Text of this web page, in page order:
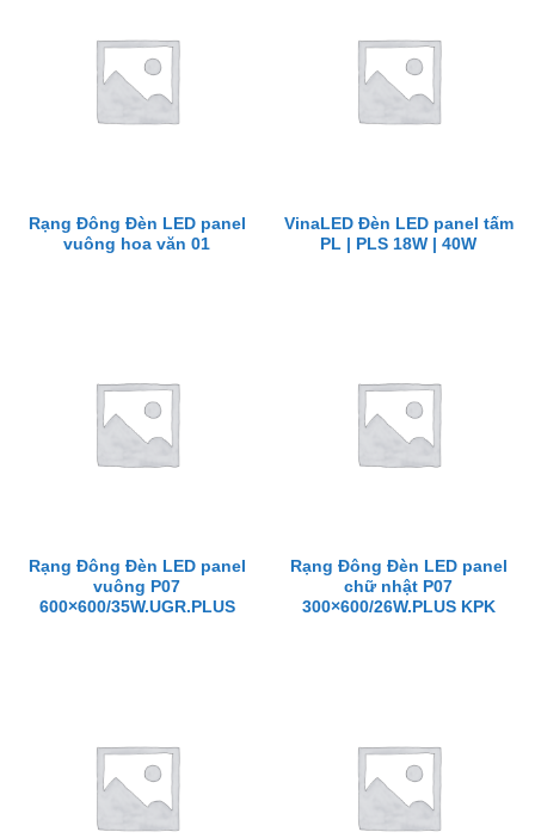
Rạng Đông Đèn LED panel
vuông hoa văn 01
VinaLED Đèn LED panel tấm
PL | PLS 18W | 40W
Rạng Đông Đèn LED panel
vuông P07
600×600/35W.UGR.PLUS
Rạng Đông Đèn LED panel
chữ nhật P07
300×600/26W.PLUS KPK